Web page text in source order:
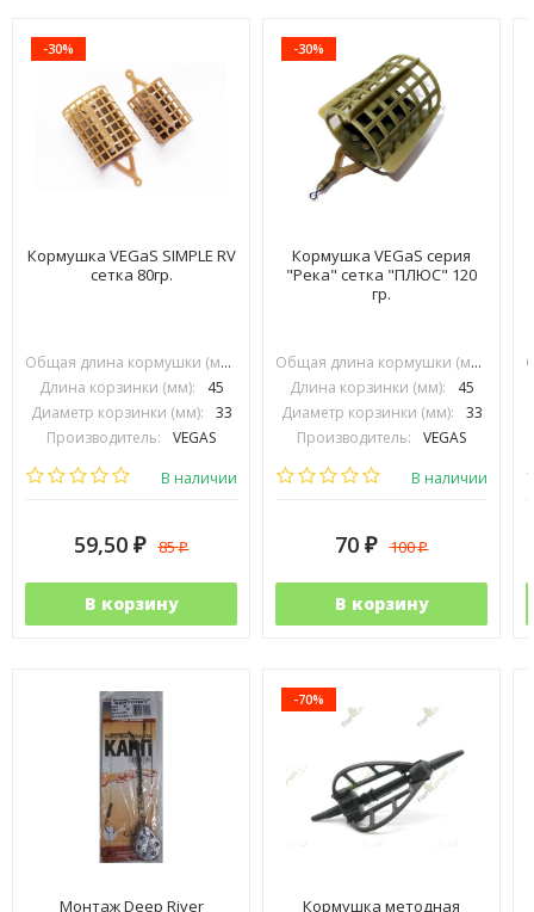
-30%
Кормушка VEGaS SIMPLE RV
сетка 80гр.
Общая длина кормушки (мм):
Длина корзинки (мм):
45
Диаметр корзинки (мм):
33
Производитель:
VEGAS
В наличии
59,50 ₽ 85₽
В корзину
-30%
Кормушка VEGaS серия
"Река" сетка "ПЛЮС" 120
гр.
Общая длина кормушки (мм):
Длина корзинки (мм):
45
Диаметр корзинки (мм):
33
Производитель:
VEGAS
В наличии
70 ₽ 100₽
В корзину
Монтаж Deep River
-70%
Кормушка методная